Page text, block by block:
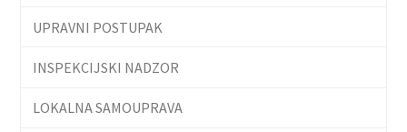
UPRAVNI POSTUPAK
INSPEKCIJSKI NADZOR
LOKALNA SAMOUPRAVA